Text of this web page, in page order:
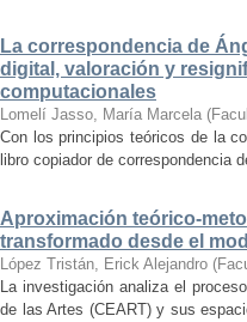
La correspondencia de
digital, valoración y
computacionales
Lomelí Jasso, María Marcela (
Con los principios teóricos de la
libro copiador de correspondencia
Aproximación teórico-
transformado desde el
López Tristán, Erick Alejandro (
La investigación analiza el
de las Artes (CEART) y sus